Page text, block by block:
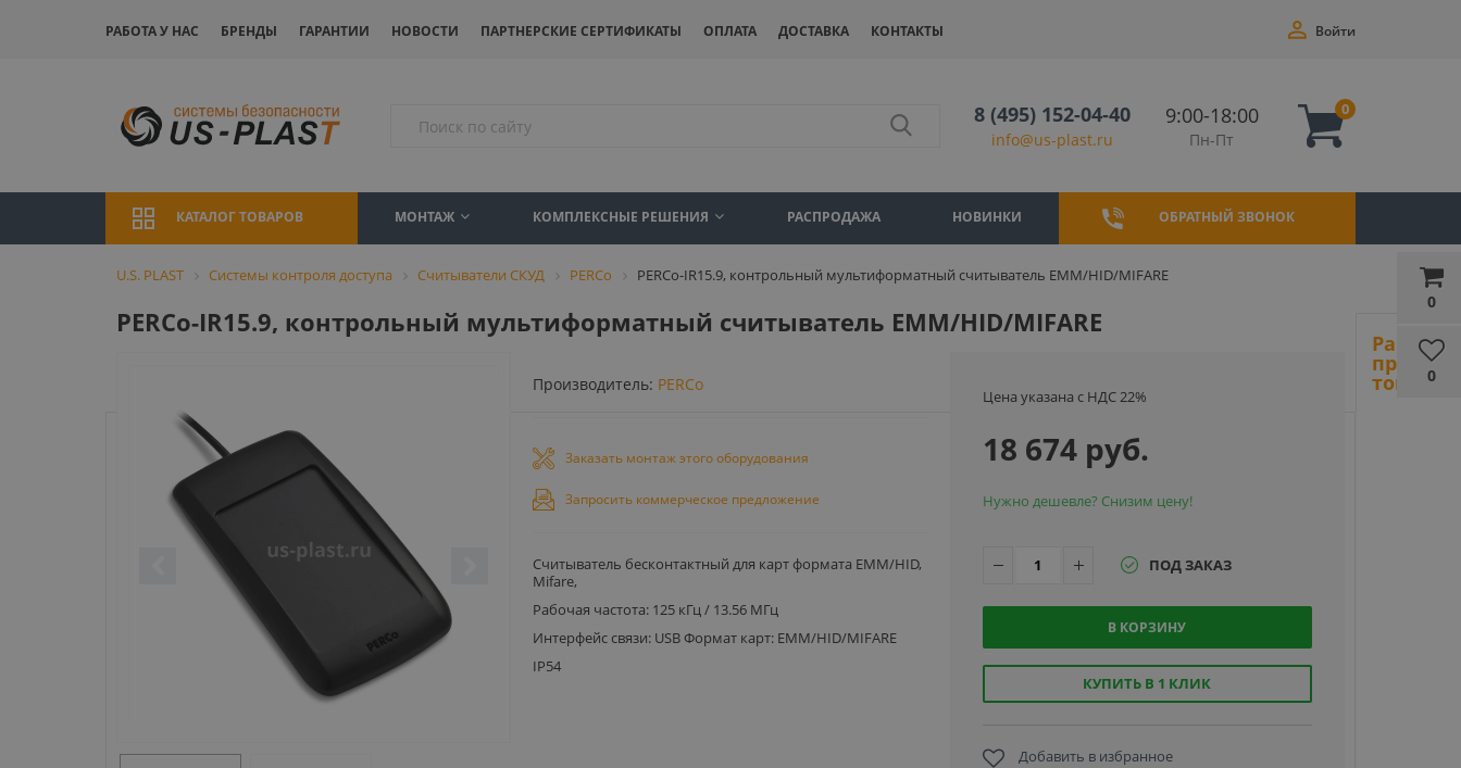
РАБОТА У НАС БРЕНДЫ ГАРАНТИИ НОВОСТИ ПАРТНЕРСКИЕ СЕРТИФИКАТЫ ОПЛАТА ДОСТАВКА КОНТАКТЫ
0
0
Войти
8 (495) 152-04-40
info@us-plast.ru
9:00-18:00
Пн-Пт
0
КАТАЛОГ ТОВАРОВ МОНТАЖ КОМПЛЕКСНЫЕ РЕШЕНИЯ РАСПРОДАЖА НОВИНКИ ОБРАТНЫЙ ЗВОНОК
U.S. PLAST Системы контроля доступа Считыватели СКУД PERCo PERCo-IR15.9, контрольный мультиформатный считыватель EMM/HID/MIFARE
PERCo-IR15.9, контрольный мультиформатный считыватель EMM/HID/MIFARE
Производитель: PERCo
Заказать монтаж этого оборудования
Запросить коммерческое предложение
Считыватель бесконтактный для карт формата EMM/HID,
Mifare,
Рабочая частота: 125 кГц / 13.56 МГц
Интерфейс связи: USB Формат карт: EMM/HID/MIFARE
IP54
Цена указана с НДС 22%
18 674 руб.
Нужно дешевле? Снизим цену!
ПОД ЗАКАЗ
В КОРЗИНУ
КУПИТЬ В 1 КЛИК
Добавить в избранное
Ранее
товары